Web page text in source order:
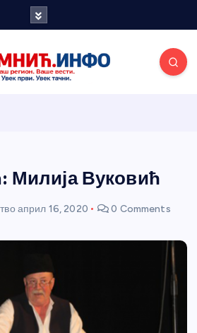
и портал
Милија Вуковић
април 16, 2020 0 Comments